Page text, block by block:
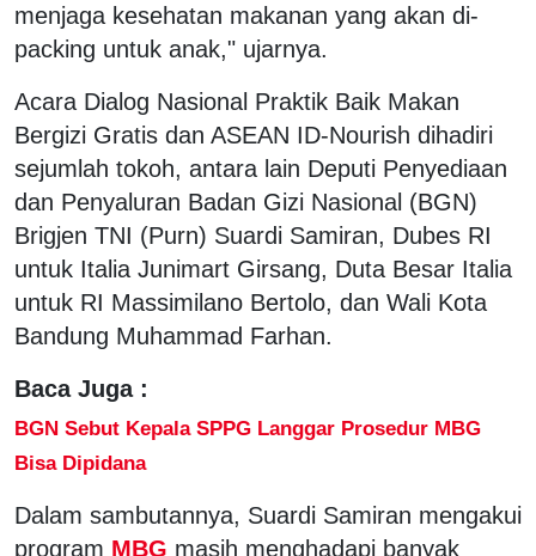
menjaga kesehatan makanan yang akan di-
packing untuk anak," ujarnya.
Acara Dialog Nasional Praktik Baik Makan
Bergizi Gratis dan ASEAN ID-Nourish dihadiri
sejumlah tokoh, antara lain Deputi Penyediaan
dan Penyaluran Badan Gizi Nasional (BGN)
Brigjen TNI (Purn) Suardi Samiran, Dubes RI
untuk Italia Junimart Girsang, Duta Besar Italia
untuk RI Massimilano Bertolo, dan Wali Kota
Bandung Muhammad Farhan.
Baca Juga :
BGN Sebut Kepala SPPG Langgar Prosedur MBG
Bisa Dipidana
Dalam sambutannya, Suardi Samiran mengakui
program MBG masih menghadapi banyak